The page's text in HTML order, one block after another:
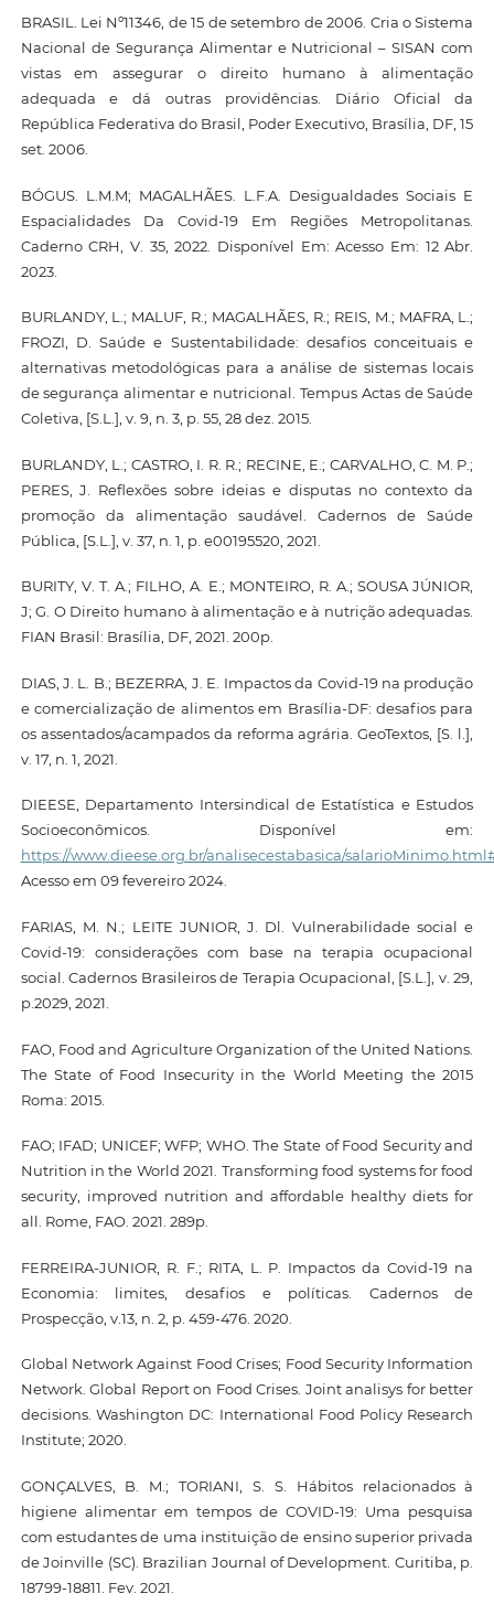
BRASIL. Lei Nº11346, de 15 de setembro de 2006. Cria o Sistema
Nacional de Segurança Alimentar e Nutricional – SISAN com
vistas em assegurar o direito humano à alimentação
adequada e dá outras providências. Diário Oficial da
República Federativa do Brasil, Poder Executivo, Brasília, DF, 15
set. 2006.
BÓGUS. L.M.M; MAGALHÃES. L.F.A. Desigualdades Sociais E
Espacialidades Da Covid-19 Em Regiões Metropolitanas.
Caderno CRH, V. 35, 2022. Disponível Em: Acesso Em: 12 Abr.
2023.
BURLANDY, L.; MALUF, R.; MAGALHÃES, R.; REIS, M.; MAFRA, L.;
FROZI, D. Saúde e Sustentabilidade: desafios conceituais e
alternativas metodológicas para a análise de sistemas locais
de segurança alimentar e nutricional. Tempus Actas de Saúde
Coletiva, [S.L.], v. 9, n. 3, p. 55, 28 dez. 2015.
BURLANDY, L.; CASTRO, I. R. R.; RECINE, E.; CARVALHO, C. M. P.;
PERES, J. Reflexões sobre ideias e disputas no contexto da
promoção da alimentação saudável. Cadernos de Saúde
Pública, [S.L.], v. 37, n. 1, p. e00195520, 2021.
BURITY, V. T. A.; FILHO, A. E.; MONTEIRO, R. A.; SOUSA JÚNIOR,
J; G. O Direito humano à alimentação e à nutrição adequadas.
FIAN Brasil: Brasília, DF, 2021. 200p.
DIAS, J. L. B.; BEZERRA, J. E. Impactos da Covid-19 na produção
e comercialização de alimentos em Brasília-DF: desafios para
os assentados/acampados da reforma agrária. GeoTextos, [S. l.],
v. 17, n. 1, 2021.
DIEESE, Departamento Intersindical de Estatística e Estudos
Socioeconômicos. Disponível em:
https://www.dieese.org.br/analisecestabasica/
Acesso em 09 fevereiro 2024.
FARIAS, M. N.; LEITE JUNIOR, J. Dl. Vulnerabilidade social e
Covid-19: considerações com base na terapia ocupacional
social. Cadernos Brasileiros de Terapia Ocupacional, [S.L.], v. 29,
p.2029, 2021.
FAO, Food and Agriculture Organization of the United Nations.
The State of Food Insecurity in the World Meeting the 2015
Roma: 2015.
FAO; IFAD; UNICEF; WFP; WHO. The State of Food Security and
Nutrition in the World 2021. Transforming food systems for food
security, improved nutrition and affordable healthy diets for
all. Rome, FAO. 2021. 289p.
FERREIRA-JUNIOR, R. F.; RITA, L. P. Impactos da Covid-19 na
Economia: limites, desafios e políticas. Cadernos de
Prospecção, v.13, n. 2, p. 459-476. 2020.
Global Network Against Food Crises; Food Security Information
Network. Global Report on Food Crises. Joint analisys for better
decisions. Washington DC: International Food Policy Research
Institute; 2020.
GONÇALVES, B. M.; TORIANI, S. S. Hábitos relacionados à
higiene alimentar em tempos de COVID-19: Uma pesquisa
com estudantes de uma instituição de ensino superior privada
de Joinville (SC). Brazilian Journal of Development. Curitiba, p.
18799-18811. Fev. 2021.